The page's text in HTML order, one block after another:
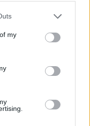
que algún
el derecho de
se aplicarán
en este sitio web o
my